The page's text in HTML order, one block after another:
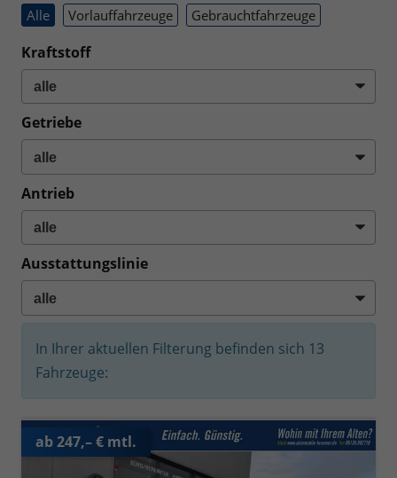
Alle Vorlauffahrzeuge Gebrauchtfahrzeuge
Kraftstoff
Getriebe
Antrieb
Ausstattungslinie
In Ihrer aktuellen Filterung befinden sich 13
Fahrzeuge:
ab 247,– € mtl.